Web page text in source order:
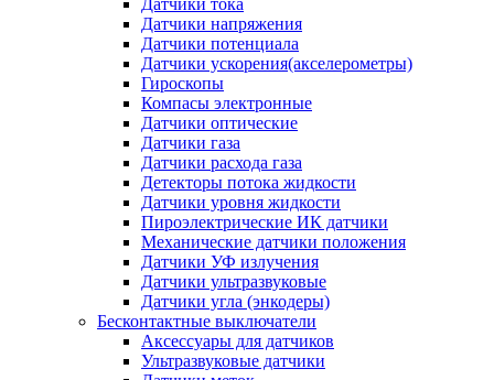
Датчики напряжения
Датчики потенциала
Датчики ускорения(акселерометры)
Гироскопы
Компасы электронные
Датчики оптические
Датчики газа
Датчики расхода газа
Детекторы потока жидкости
Датчики уровня жидкости
Пироэлектрические ИК датчики
Механические датчики положения
Датчики УФ излучения
Датчики ультразвуковые
Датчики угла (энкодеры)
Бесконтактные выключатели
Аксессуары для датчиков
Ультразвуковые датчики